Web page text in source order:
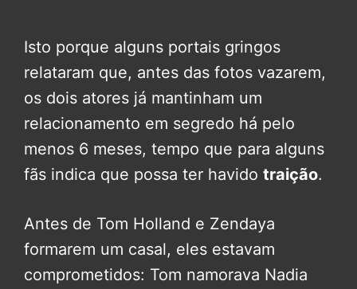
Isto porque alguns portais gringos
relataram que, antes das fotos vazarem,
os dois atores já mantinham um
relacionamento em segredo há pelo
menos 6 meses, tempo que para alguns
fãs indica que possa ter havido traição.
Antes de Tom Holland e Zendaya
formarem um casal, eles estavam
comprometidos: Tom namorava Nadia